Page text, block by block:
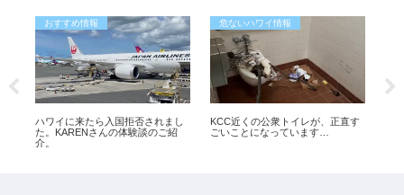
おすすめ情報
ハワイに来たら入国拒否されまし
た。KARENさんの体験談のご紹
介。
危ないハワイ情報
KCC近くの公衆トイレが、正直す
ごいことになっています…